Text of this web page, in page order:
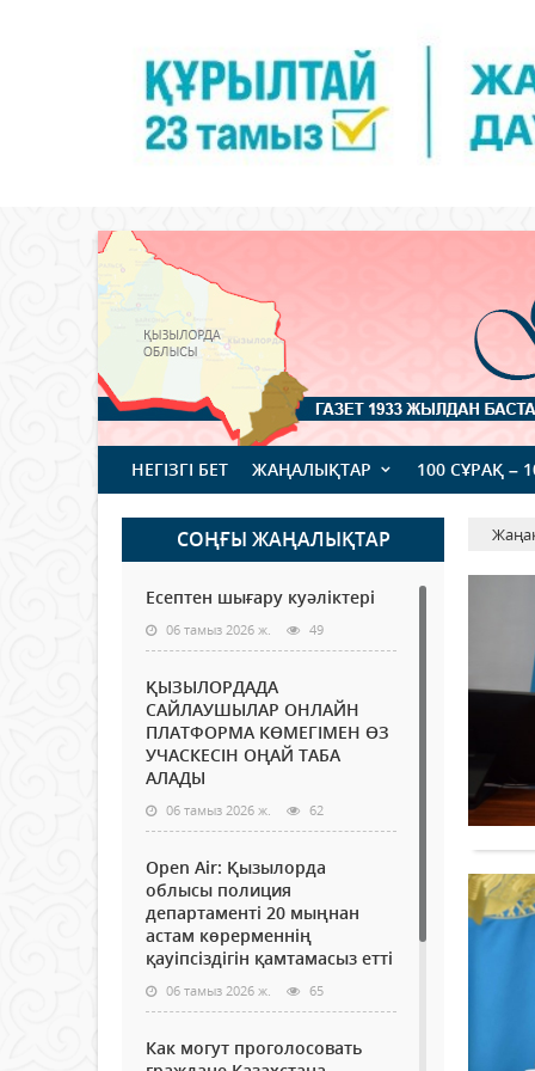
НЕГІЗГІ БЕТ ЖАҢАЛЫҚТАР 100 СҰРАҚ –
СОҢҒЫ ЖАҢАЛЫҚТАР
Есептен шығару куәліктері
06 тамыз 2026 ж. 49
ҚЫЗЫЛОРДАДА
САЙЛАУШЫЛАР ОНЛАЙН
ПЛАТФОРМА КӨМЕГІМЕН ӨЗ
УЧАСКЕСІН ОҢАЙ ТАБА
АЛАДЫ
06 тамыз 2026 ж. 62
Open Air: Қызылорда
облысы полиция
департаменті 20 мыңнан
астам көрерменнің
қауіпсіздігін қамтамасыз етті
06 тамыз 2026 ж. 65
Как могут проголосовать